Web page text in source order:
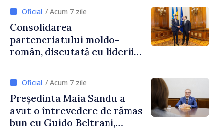
/ Acum 7 zile
Consolidarea
parteneriatului moldo-
român, discutată cu liderii
/ Acum 7 zile
Președinta Maia Sandu a
avut o întrevedere de rămas
bun cu Guido Beltrani,